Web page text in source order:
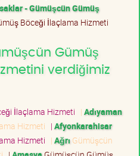
- Gümüşcün Gümüş
Böceği İlaçlama Hizmeti
Gümüş
verdiğimiz
İlaçlama Hizmeti | Adıyaman
Hizmeti | Afyonkarahisar
Hizmeti | Ağrı Gümüşcün